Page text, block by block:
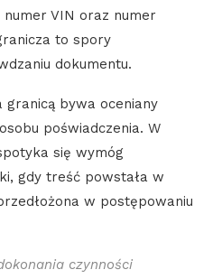
VIN oraz numer
to spory
dokumentu.
granicą bywa oceniany
poświadczenia. W
się wymóg
gdy treść powstała w
w postępowaniu
czynności